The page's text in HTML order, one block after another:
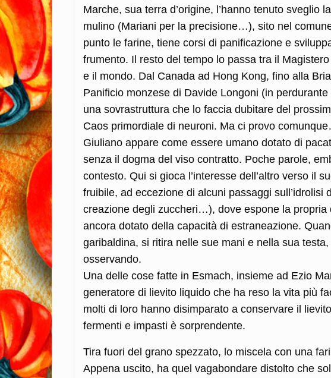
Marche, sua terra d’origine, l’hanno tenuto sveglio
mulino (Mariani per la precisione…), sito nel
punto le farine, tiene corsi di panificazione e
frumento. Il resto del tempo lo passa tra il
e il mondo. Dal Canada ad Hong Kong, fino alla
Panificio monzese di Davide Longoni (in
una sovrastruttura che lo faccia dubitare del
Caos primordiale di neuroni. Ma ci provo
Giuliano appare come essere umano dotato di
senza il dogma del viso contratto. Poche parole,
contesto. Qui si gioca l’interesse dell’altro verso il
fruibile, ad eccezione di alcuni passaggi
creazione degli zuccheri…), dove espone la
ancora dotato della capacità di estraneazione.
garibaldina, si ritira nelle sue mani e nella sua
osservando.
Una delle cose fatte in Esmach, insieme ad Ezio
generatore di lievito liquido che ha reso la vita più
molti di loro hanno disimparato a conservare il
fermenti e impasti è sorprendente.
Tira fuori del grano spezzato, lo miscela con una
Appena uscito, ha quel vagabondare distolto che